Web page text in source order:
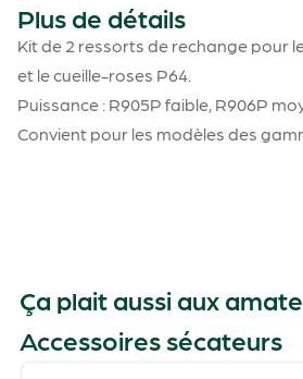
Plus de détails
Kit de 2 ressorts de rechange pour
et le cueille-roses P64.
Puissance : R905P faible, R906P
Convient pour les modèles des
Ça plait aussi aux
Accessoires sécateurs